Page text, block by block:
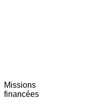
Missions
financées